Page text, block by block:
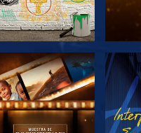
EXPLORA LAS
SERIES